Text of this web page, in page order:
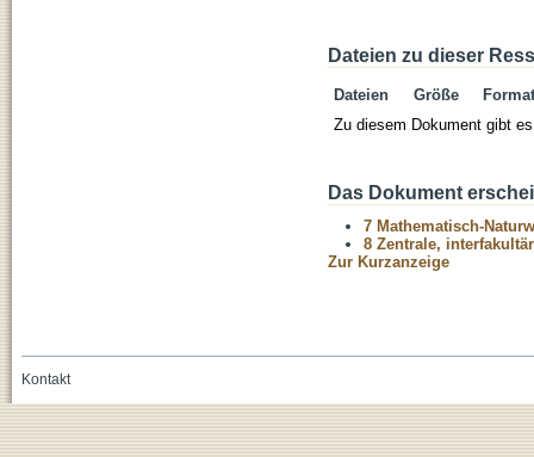
Dateien zu dieser
Dateien Größe
Format
Zu diesem Dokument gibt
Das Dokument
7 Mathematisch-
8 Zentrale,
Zur Kurzanzeige
Kontakt